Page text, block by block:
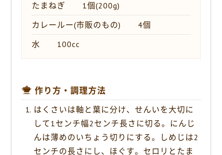
たまねぎ 1個(200g)
カレールー(市販のもの) 4個
水 100cc
作り方・調理方法
はくさいは軸と葉に分け、せんいを大切に
して1センチ幅2センチ長さに切る。にんじ
んは薄めのいちょう切りにする。しめじは2
センチの長さにし、ほぐす。セロリとたま